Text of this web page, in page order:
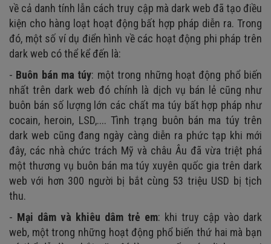
về cả danh tính lẫn cách truy cập mà dark web đã tạo điều
kiện cho hàng loạt hoạt động bất hợp pháp diễn ra. Trong
đó, một số ví dụ điển hình về các hoạt động phi pháp trên
dark web có thể kể đến là:
- Buôn bán ma túy: một trong những hoạt động phổ biến
nhất trên dark web đó chính là dịch vụ bán lẻ cũng như
buôn bán số lượng lớn các chất ma túy bất hợp pháp như
cocain, heroin, LSD,.... Tình trạng buôn bán ma túy trên
dark web cũng đang ngày càng diễn ra phức tạp khi mới
đây, các nhà chức trách Mỹ và châu Âu đã vừa triệt phá
một thương vụ buôn bán ma túy xuyên quốc gia trên dark
web với hơn 300 người bị bắt cùng 53 triệu USD bị tịch
thu.
- Mại dâm và khiêu dâm trẻ em: khi truy cập vào dark
web, một trong những hoạt động phổ biến thứ hai mà bạn